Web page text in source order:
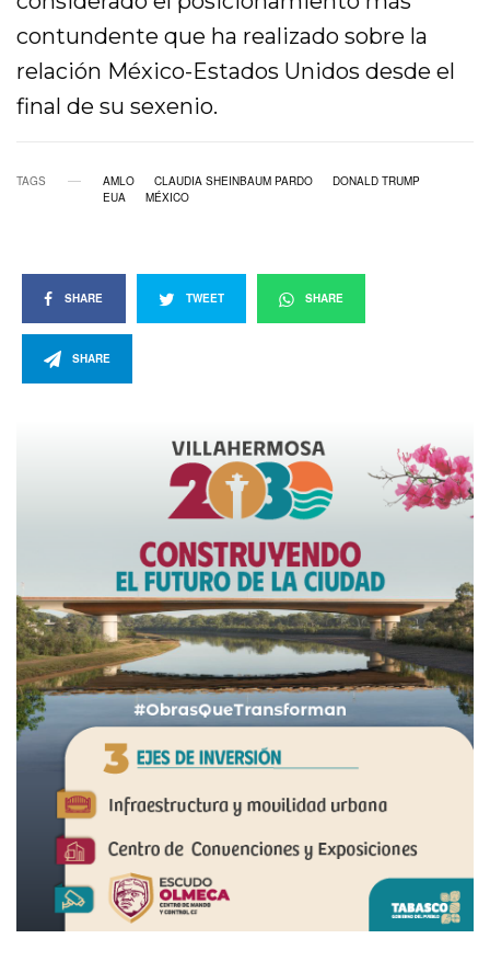
contundente que ha realizado sobre la
relación México-Estados Unidos desde el
final de su sexenio.
TAGS AMLO CLAUDIA SHEINBAUM PARDO
DONALD TRUMP
EUA
MÉXICO
SHARE TWEET SHARE
SHARE